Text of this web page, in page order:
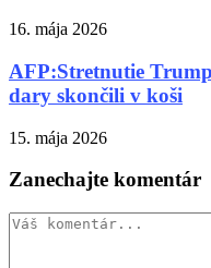
16. mája 2026
AFP:Stretnutie
dary skončili v koši
15. mája 2026
Zanechajte komentár